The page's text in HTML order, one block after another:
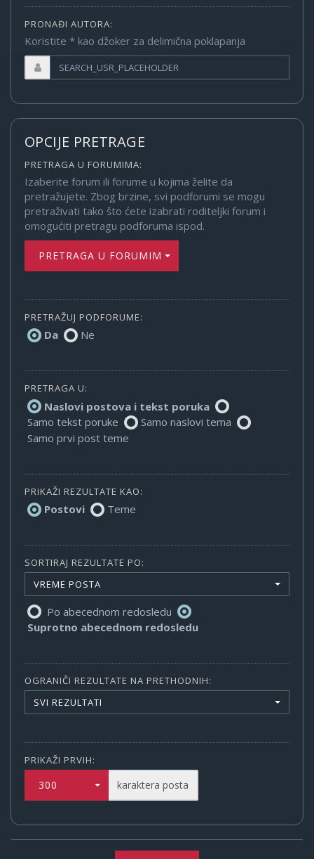
PRONAĐI AUTORA:
Koristite * kao džoker za delimična poklapanja
OPCIJE PRETRAGE
PRETRAGA U FORUMIMA:
Izaberite forum ili forume u kojima želite da
pretražujete. Zbog brzine, svi podforumi se mogu
pretraživati tako što ćete izabrati roditeljki forum i
omogućiti pretragu podforuma ispod.
PRETRAGA U FORUMIMA
PRETRAŽUJ PODFORUME:
Da Ne
PRETRAGA U:
Naslovi postova i tekst poruka
Samo tekst poruke
Samo naslovi tema
Samo prvi post teme
PRIKAŽI REZULTATE KAO:
Postovi Teme
SORTIRAJ REZULTATE PO:
VREME POSTA
Po abecednom redosledu
Suprotno abecednom redosledu
OGRANIČI REZULTATE NA PRETHODNIH:
SVI REZULTATI
PRIKAŽI PRVIH:
300 karaktera posta